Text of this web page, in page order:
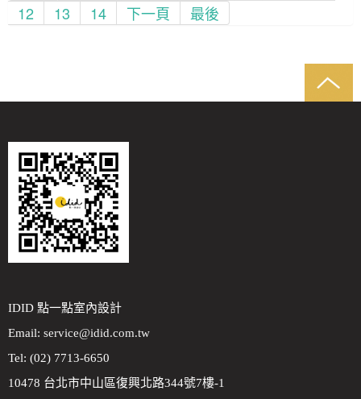
12
13 14 下一頁 最後
IDID 點一點室內設計
Email: service@idid.com.tw
Tel: (02) 7713-6650
10478 台北市中山區復興北路344號7樓-1